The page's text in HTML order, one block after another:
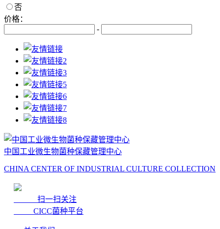
否
价格：
-
中国工业微生物菌种保藏管理中心
CHINA CENTER OF INDUSTRIAL CULTURE COLLECTION
扫一扫关注
CICC菌种平台